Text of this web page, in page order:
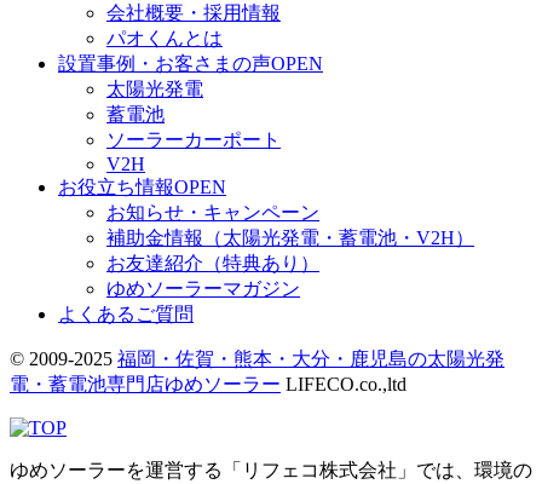
会社概要・採用情報
パオくんとは
設置事例・お客さまの声OPEN
太陽光発電
蓄電池
ソーラーカーポート
V2H
お役立ち情報OPEN
お知らせ・キャンペーン
補助金情報（太陽光発電・蓄電池・V2H）
お友達紹介（特典あり）
ゆめソーラーマガジン
よくあるご質問
© 2009-2025 福岡・佐賀・熊本・大分・鹿児島の太陽光発
電・蓄電池専門店ゆめソーラー LIFECO.co.,ltd
ゆめソーラーを運営する「リフェコ株式会社」では、環境の